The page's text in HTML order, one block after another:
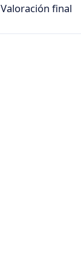
Valoración final